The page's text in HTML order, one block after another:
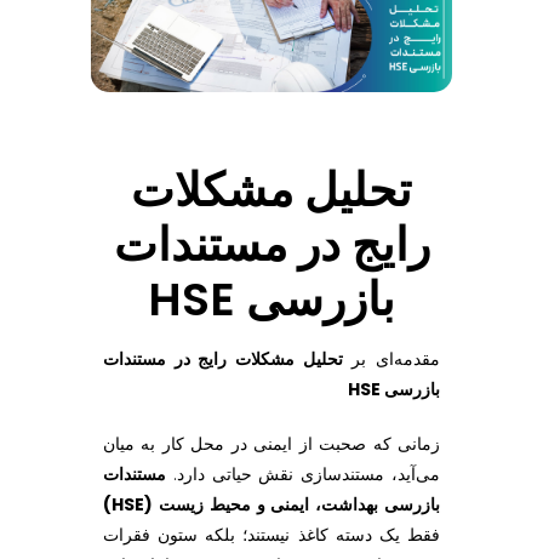
ت
ر
تحلیل مشکلات
رایج در مستندات
بازرسی HSE
مقدمه‌ای برتحلیل مشکلات رایج در مستندات
بازرسی HSE
زمانی که صحبت از ایمنی در محل کار به میان
می‌آید، مستندسازی نقش حیاتی دارد. مستندات
بازرسی بهداشت، ایمنی و محیط زیست (HSE)
فقط یک دسته کاغذ نیستند؛ بلکه ستون فقرات